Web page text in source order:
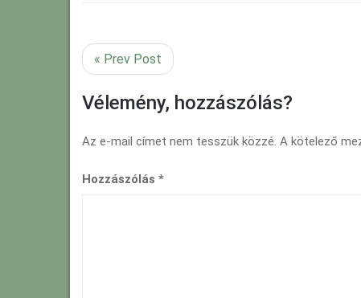
« Prev Post
Vélemény, hozzászólás?
Az e-mail címet nem tesszük közzé. A kötelező
Hozzászólás *